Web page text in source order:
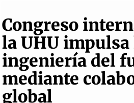
Congreso
la UHU impulsa
ingeniería del
mediante
global